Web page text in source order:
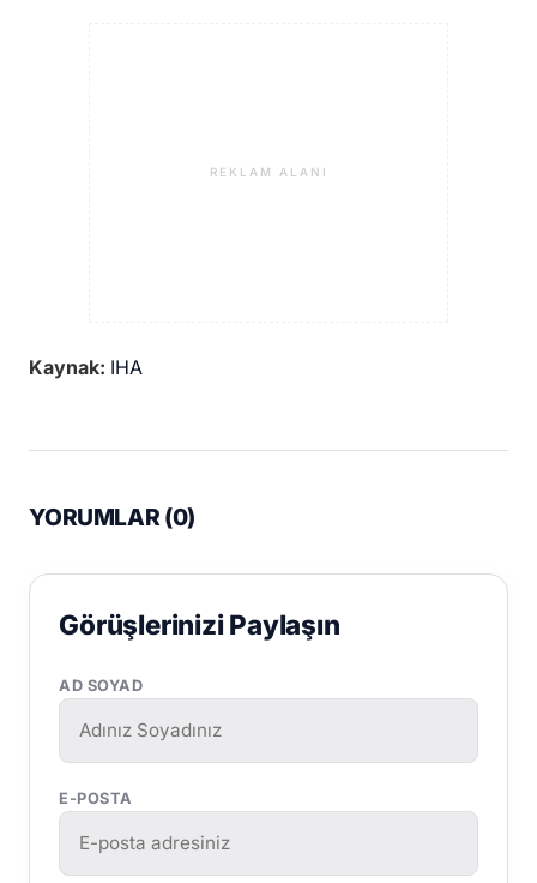
REKLAM ALANI
Kaynak: IHA
YORUMLAR (0)
Görüşlerinizi Paylaşın
AD SOYAD
E-POSTA